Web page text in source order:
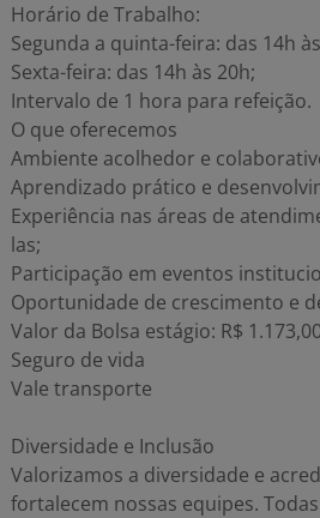
Horário de Trabalho:
Segunda a quinta-feira: das 14h
Sexta-feira: das 14h às 20h;
Intervalo de 1 hora para refeição.
O que oferecemos
Ambiente acolhedor e
Aprendizado prático e
Experiência nas áreas de
las;
Participação em eventos
Oportunidade de crescimento e
Valor da Bolsa estágio: R$
Seguro de vida
Vale transporte
Diversidade e Inclusão
Valorizamos a diversidade e
fortalecem nossas equipes.